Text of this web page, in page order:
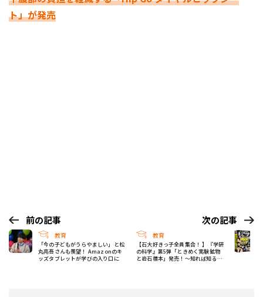
ト」が発売
前の記事
教育
「今の子どもがうらやましい」と松
丸亮吾さんも羨望！ Amazonのキ
ッズタブレットが学びの入り口に
次の記事
教育
【石大好きっ子全員集合！ 】『学研
の科学』第5弾「ときめく実験鉱物
と岩石標本」発売！〜知れば知るほ